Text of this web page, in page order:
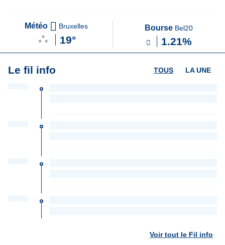
Météo Bruxelles
19°
Bourse Bel20
1.21%
Le fil info LA UNE
TOUS
Voir tout le Fil info